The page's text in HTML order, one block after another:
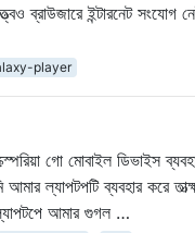
ব্রাউজারে ইন্টারনেট সংযোগ
player
গো মোবাইল ডিভাইস
ল্যাপটপটি ব্যবহার করে
আমার গুগল …